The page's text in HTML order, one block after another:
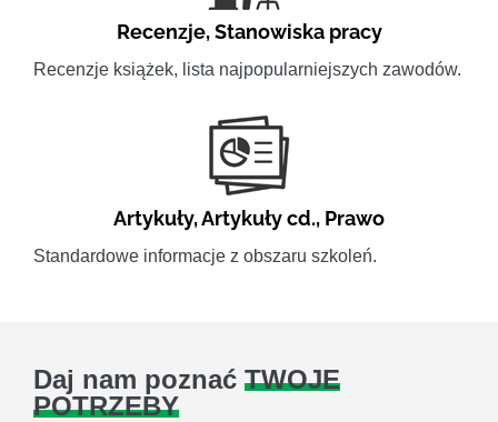
Recenzje,Stanowiska pracy
Recenzje książek, lista najpopularniejszych zawodów.
Artykuły,Artykuły cd., Prawo
Standardowe informacje z obszaru szkoleń.
Daj nam poznać TWOJE
POTRZEBY